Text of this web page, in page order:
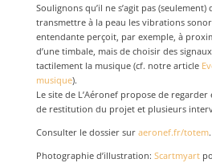
Soulignons qu’il ne s’agit pas (seulement)
transmettre à la peau les vibrations
entendante perçoit, par exemple, à
d’une timbale, mais de choisir des
tactilement la musique (cf. notre article
musique).
Le site de L’Aéronef propose de
de restitution du projet et plusieurs
Consulter le dossier sur aeronef.fr/totem.
Photographie d’illustration: Scartmyart